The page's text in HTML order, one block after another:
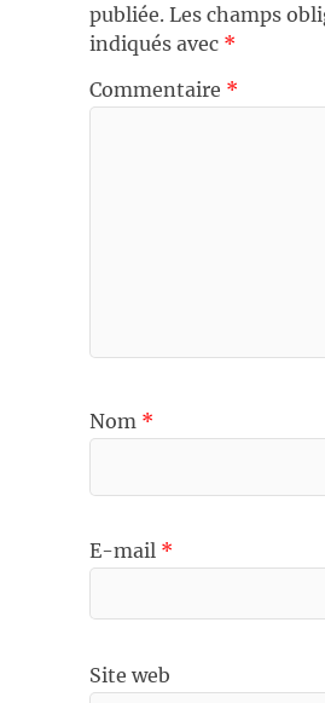
publiée. Les champs
indiqués avec *
Commentaire *
Nom *
E-mail *
Site web